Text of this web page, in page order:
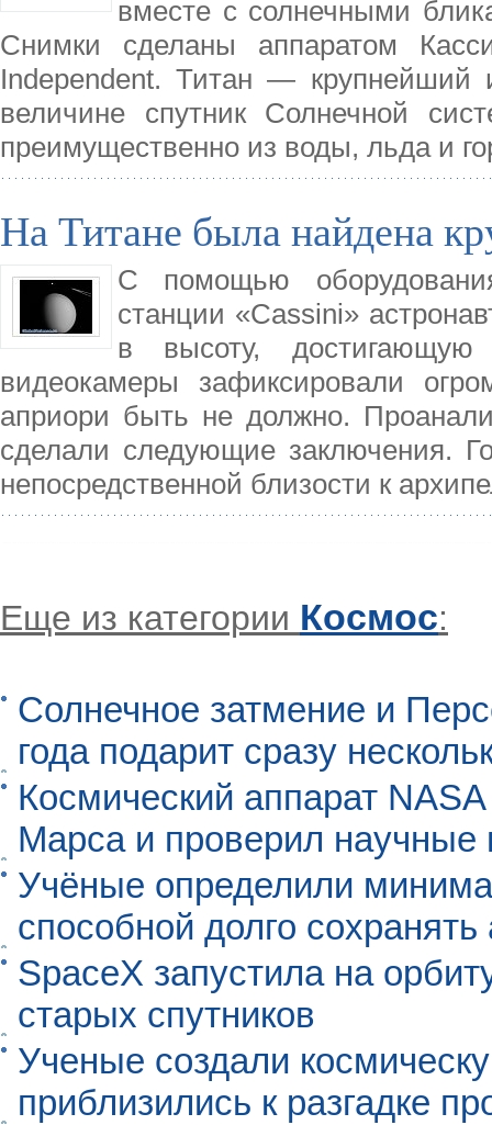
вместе с солнечными
Снимки сделаны аппаратом
Independent. Титан — крупнейший
величине спутник Солнечной
преимущественно из воды, льда и
На Титане была найдена
С помощью
станции «Cassini»
в высоту,
видеокамеры зафиксировали
априори быть не должно.
сделали следующие заключения.
непосредственной близости к
Еще из категории Космос:
Солнечное затмение и
года подарит сразу
Космический аппарат
Марса и проверил научные
Учёные определили
способной долго
SpaceX запустила на
старых спутников
Ученые создали
приблизились к разгадке